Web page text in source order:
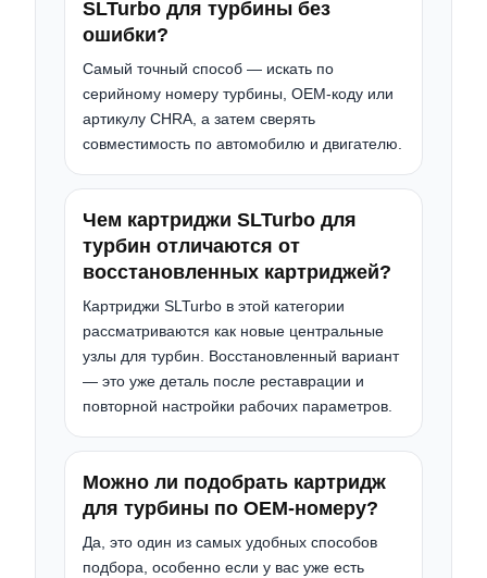
SLTurbo для турбины без
ошибки?
Самый точный способ — искать по
серийному номеру турбины, OEM-коду или
артикулу CHRA, а затем сверять
совместимость по автомобилю и двигателю.
Чем картриджи SLTurbo для
турбин отличаются от
восстановленных картриджей?
Картриджи SLTurbo в этой категории
рассматриваются как новые центральные
узлы для турбин. Восстановленный вариант
— это уже деталь после реставрации и
повторной настройки рабочих параметров.
Можно ли подобрать картридж
для турбины по OEM-номеру?
Да, это один из самых удобных способов
подбора, особенно если у вас уже есть